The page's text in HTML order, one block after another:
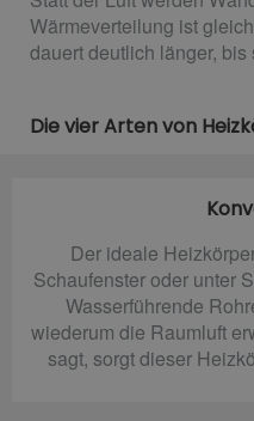
Wärmeverteilung ist
dauert deutlich länger,
Die vier Arten von
Der ideale
Schaufenster oder unter
Wasserführende
wiederum die Raumluft
sagt, sorgt dieser